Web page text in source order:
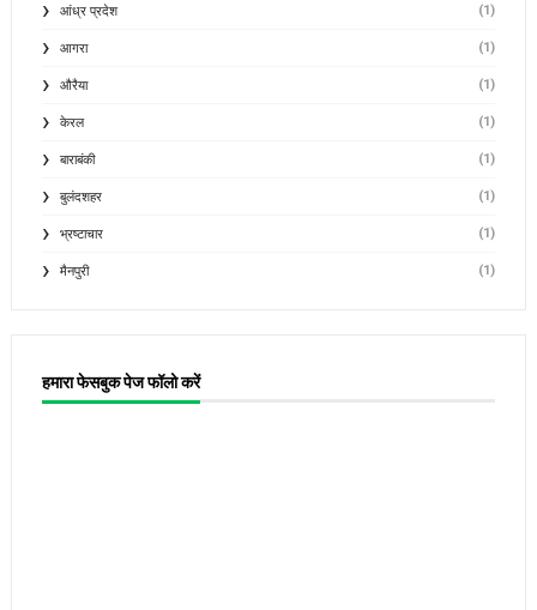
आंध्र प्रदेश (1)
आगरा (1)
औरैया (1)
केरल (1)
बाराबंकी (1)
बुलंदशहर (1)
भ्रष्टाचार (1)
मैनपुरी (1)
हमारा फेसबुक पेज फॉलो करें